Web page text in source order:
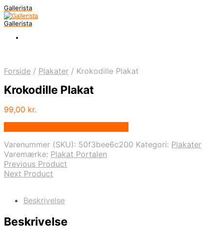
Gallerista
Gallerista
Forside / Plakater / Krokodille Plakat
Krokodille Plakat
99,00 kr.
Varenummer (SKU): 50f3bee6c200 Kategori: Plakater
Varemærke: Plakat Portalen
Previous Product
Next Product
Beskrivelse
Beskrivelse